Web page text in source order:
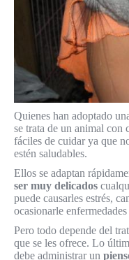
Quienes han adoptado
se trata de un animal con
fáciles de cuidar ya que
estén saludables.
Ellos se adaptan
ser muy delicados
puede causarles estrés,
ocasionarle
Pero todo depende del
que se les ofrece. Lo
debe administrar un